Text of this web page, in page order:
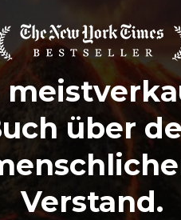
über
Verstand.